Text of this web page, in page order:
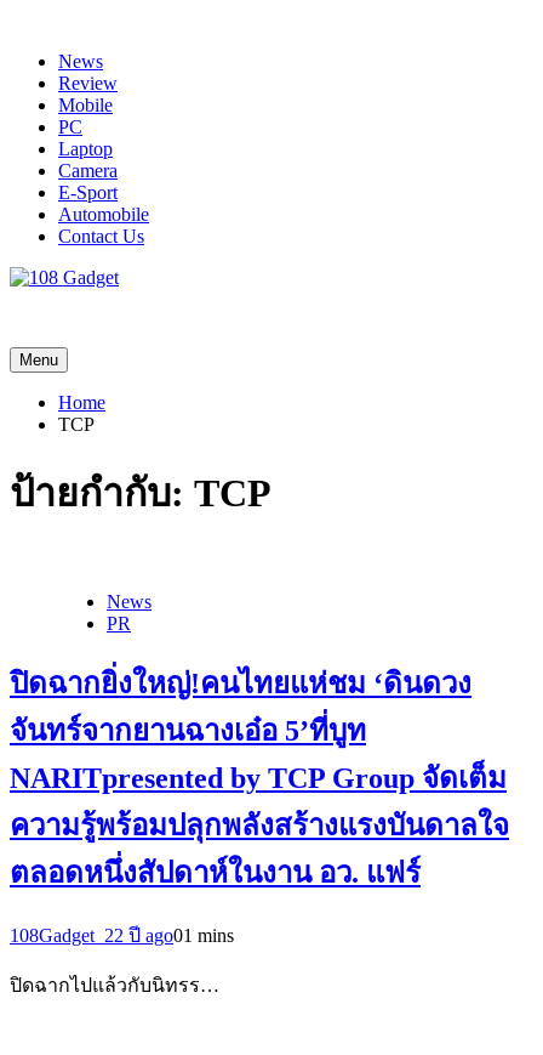
contentNews
Review
Mobile
PC
Laptop
Camera
E-Sport
Automobile
Contact Us
Menu
Home
TCP
ป้ายกำกับ: TCP
News
PR
ปิดฉากยิ่งใหญ่!คนไทยแห่ชม ‘ดินดวง
จันทร์จากยานฉางเอ๋อ 5’ที่บูท
NARITpresented by TCP Group จัดเต็ม
ความรู้พร้อมปลุกพลังสร้างแรงบันดาลใจ
ตลอดหนึ่งสัปดาห์ในงาน อว. แฟร์
108Gadget_22 ปี ago01 mins
ปิดฉากไปแล้วกับนิทรร…